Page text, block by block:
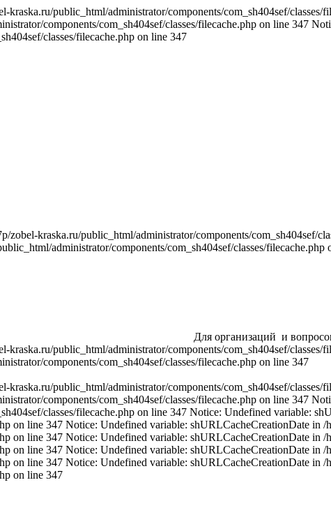
public_html/administrator/components/com_sh404sef/
components/com_sh404sef/classes/filecache.php on line 347
classes/filecache.php on line 347
kraska.ru/public_html/administrator/components/com_sh404sef/
administrator/components/com_sh404sef/classes/filecache.php
Для организаций и
public_html/administrator/components/com_sh404sef/
components/com_sh404sef/classes/filecache.php on line 347
public_html/administrator/components/com_sh404sef/
components/com_sh404sef/classes/filecache.php on line 347
classes/filecache.php on line 347 Notice: Undefined variable:
on line 347 Notice: Undefined variable: shURLCacheCreationDate in /
on line 347 Notice: Undefined variable: shURLCacheCreationDate in /
on line 347 Notice: Undefined variable: shURLCacheCreationDate in /
on line 347 Notice: Undefined variable: shURLCacheCreationDate in /
on line 347